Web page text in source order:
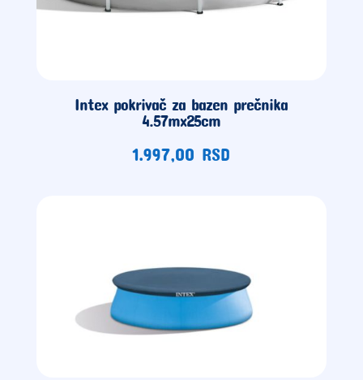
Intex pokrivač za bazen prečnika
4.57mx25cm
1.997,00 RSD